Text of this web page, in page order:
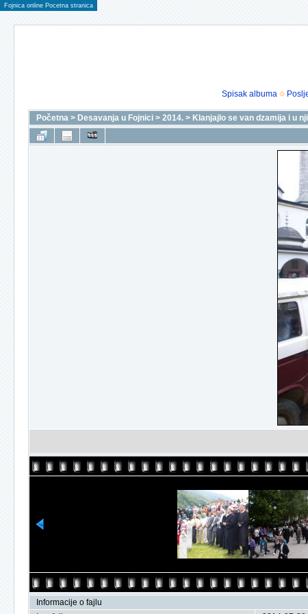
Fojnica online Pocetna stranica
Spisak albuma
Početna > Desavanja u Fojnici > 2014. > Klanjajlo se van dzamija i u
Informacije o fajlu